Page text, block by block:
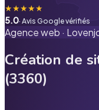
★★★★★
5.0· Avis Google vérifiés
Agence web ·
Création de
(3360)